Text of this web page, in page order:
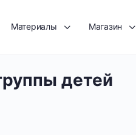
Материалы Магазин
детей